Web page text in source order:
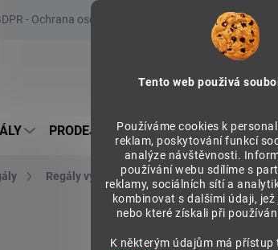
Tento web použivá
Používáme cookies k
reklam, poskytování funkcí
analýze návštěvnosti.
používání webu sdílíme s
reklamy, sociálních sítí a
kombinovat s dalšími údaji,
nebo které získali při
K některým údajům má přístup
- Ochrana osobních údajů Prohlášení o
PRODEJNÍ REGÁLY SU5 PULTY
Regály výška 1576 mm, přídavné moduly